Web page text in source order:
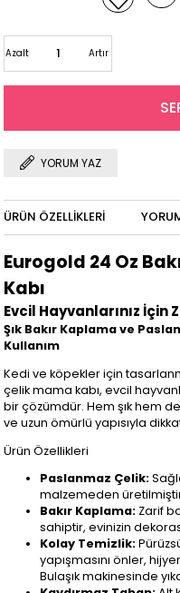
Artır
Azalt
YORUM YAZ
ÜRÜN ÖZELLIKLERI
Eurogold 24 Oz
Kabı
Evcil Hayvanlarınız İçin
Şık Bakır Kaplama ve
Kullanım
Kedi ve köpekler için
çelik mama kabı, evcil
bir çözümdür. Hem şık hem
ve uzun ömürlü yapısıyla
Ürün Özellikleri
Paslanmaz Çelik:
malzemeden
Bakır Kaplama: Zarif
sahiptir, evinizin
Kolay Temizlik:
yapışmasını önler,
Bulaşık makinesinde